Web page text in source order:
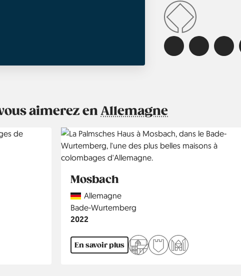
aimerez en Allemagne
Mosbach
CountryAllemagne
Région
Bade-Wurtemberg
Année
2022
En savoir plus